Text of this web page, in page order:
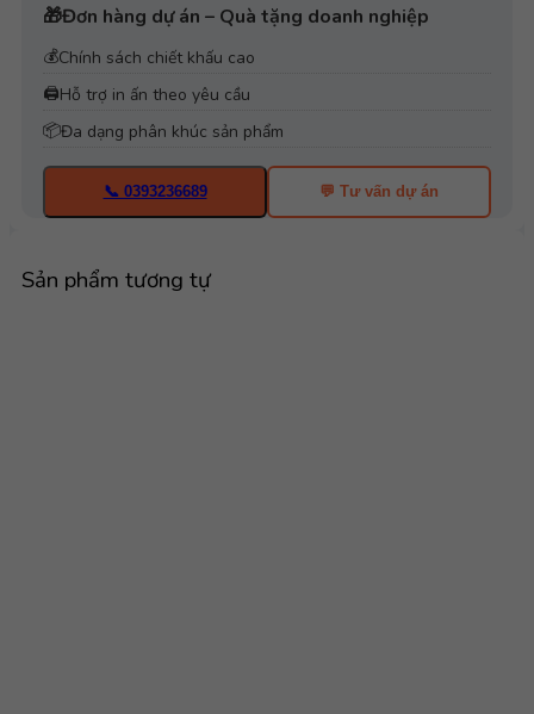
🎁Đơn hàng dự án – Quà tặng doanh nghiệp
💰Chính sách chiết khấu cao
🖨️Hỗ trợ in ấn theo yêu cầu
📦Đa dạng phân khúc sản phẩm
📞 0393236689 💬 Tư vấn dự án
Sản phẩm tương tự